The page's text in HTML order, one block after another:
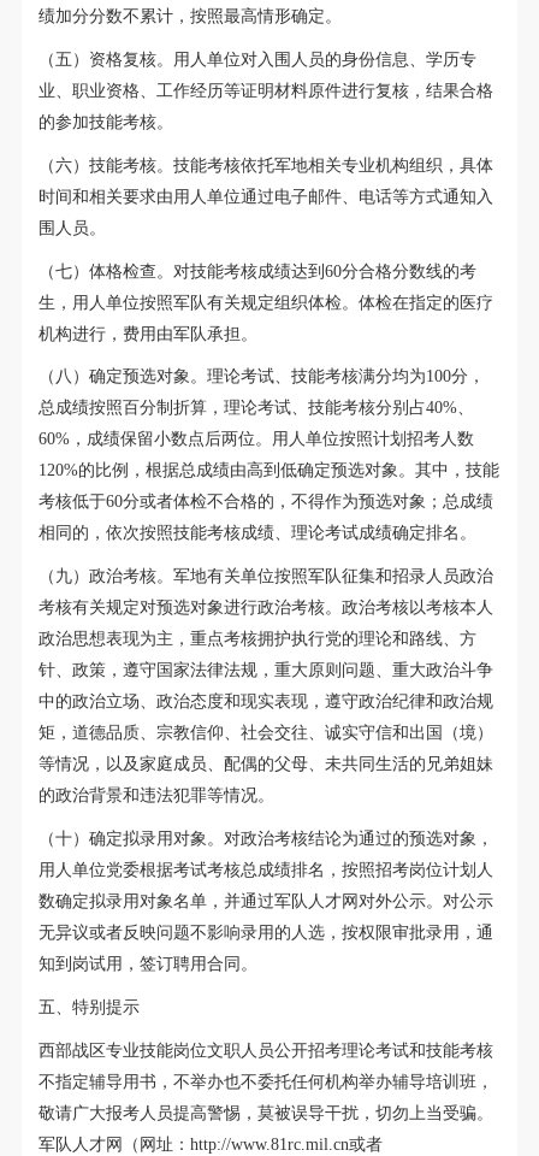
绩加分分数不累计，按照最高情形确定。
（五）资格复核。用人单位对入围人员的身份信息、学历专
业、职业资格、工作经历等证明材料原件进行复核，结果合格
的参加技能考核。
（六）技能考核。技能考核依托军地相关专业机构组织，具体
时间和相关要求由用人单位通过电子邮件、电话等方式通知入
围人员。
（七）体格检查。对技能考核成绩达到60分合格分数线的考
生，用人单位按照军队有关规定组织体检。体检在指定的医疗
机构进行，费用由军队承担。
（八）确定预选对象。理论考试、技能考核满分均为100分，
总成绩按照百分制折算，理论考试、技能考核分别占40%、
60%，成绩保留小数点后两位。用人单位按照计划招考人数
120%的比例，根据总成绩由高到低确定预选对象。其中，技能
考核低于60分或者体检不合格的，不得作为预选对象；总成绩
相同的，依次按照技能考核成绩、理论考试成绩确定排名。
（九）政治考核。军地有关单位按照军队征集和招录人员政治
考核有关规定对预选对象进行政治考核。政治考核以考核本人
政治思想表现为主，重点考核拥护执行党的理论和路线、方
针、政策，遵守国家法律法规，重大原则问题、重大政治斗争
中的政治立场、政治态度和现实表现，遵守政治纪律和政治规
矩，道德品质、宗教信仰、社会交往、诚实守信和出国（境）
等情况，以及家庭成员、配偶的父母、未共同生活的兄弟姐妹
的政治背景和违法犯罪等情况。
（十）确定拟录用对象。对政治考核结论为通过的预选对象，
用人单位党委根据考试考核总成绩排名，按照招考岗位计划人
数确定拟录用对象名单，并通过军队人才网对外公示。对公示
无异议或者反映问题不影响录用的人选，按权限审批录用，通
知到岗试用，签订聘用合同。
五、特别提示
西部战区专业技能岗位文职人员公开招考理论考试和技能考核
不指定辅导用书，不举办也不委托任何机构举办辅导培训班，
敬请广大报考人员提高警惕，莫被误导干扰，切勿上当受骗。
军队人才网（网址：http://www.81rc.mil.cn或者